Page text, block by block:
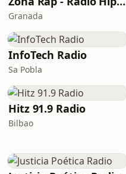
Granada
InfoTech Radio
Sa Pobla
Hitz 91.9 Radio
Bilbao